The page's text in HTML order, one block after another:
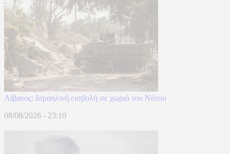
Λίβανος: Ισραηλινή εισβολή σε χωριό του Νότου
08/08/2026 - 23:10